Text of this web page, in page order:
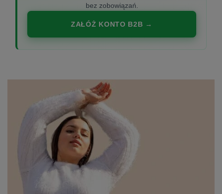
bez zobowiązań.
ZAŁÓŻ KONTO B2B →